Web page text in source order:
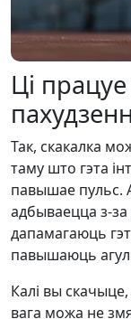
Ці
Так, скакалка
таму што гэта
павышае пульс.
адбываецца з-за
дапамагаюць
павышаюць
Калі вы
вага можа не